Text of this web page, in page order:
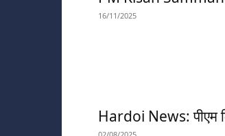
16/11/2025
Hardoi News: पीएम